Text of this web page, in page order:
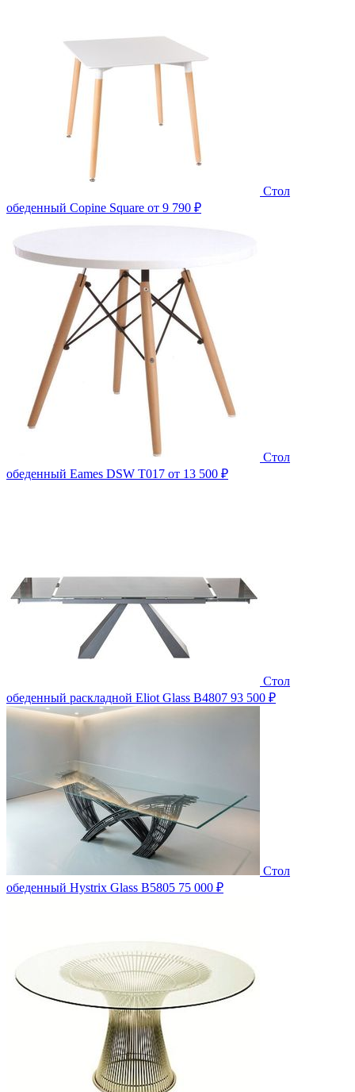
Стол
обеденный Copine Square от 9 790 ₽
Стол
обеденный Eames DSW T017 от 13 500 ₽
Стол
обеденный раскладной Eliot Glass B4807 93 500 ₽
Стол
обеденный Hystrix Glass B5805 75 000 ₽